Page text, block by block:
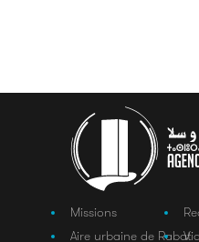
Missions
Aire urbaine de Rabat